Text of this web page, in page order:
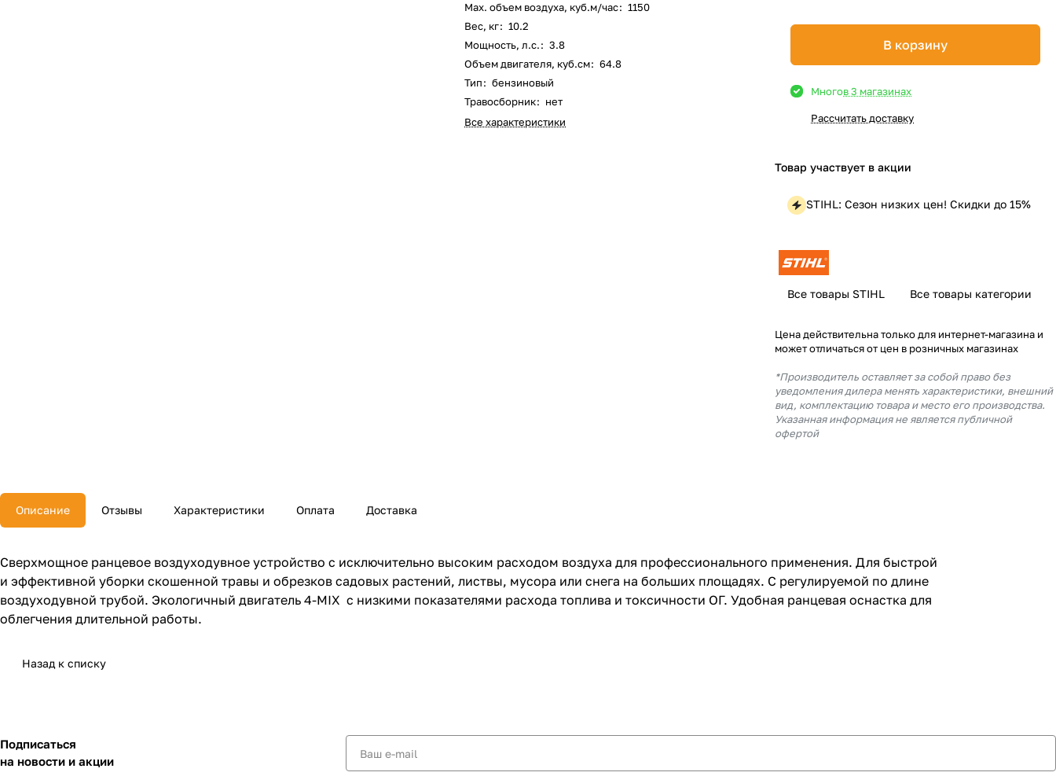
Max. объем воздуха, куб.м/час: 1150
Вес, кг: 10.2
Мощность, л.с.: 3.8
Объем двигателя, куб.см: 64.8
Тип: бензиновый
Травосборник: нет
Все характеристики
В корзину
Многов 3 магазинах
Рассчитать доставку
Товар участвует в акции
STIHL: Сезон низких цен! Скидки до 15%
Все товары STIHL Все товары категории
Цена действительна только для интернет-магазина и
может отличаться от цен в розничных магазинах
*Производитель оставляет за собой право без
уведомления дилера менять характеристики, внешний
вид, комплектацию товара и место его производства.
Указанная информация не является публичной
офертой
Описание Отзывы Характеристики Оплата Доставка
Сверхмощное ранцевое воздуходувное устройство с исключительно высоким расходом воздуха для профессионального применения. Для быстрой
и эффективной уборки скошенной травы и обрезков садовых растений, листвы, мусора или снега на больших площадях. С регулируемой по длине
воздуходувной трубой. Экологичный двигатель 4-MIX с низкими показателями расхода топлива и токсичности ОГ. Удобная ранцевая оснастка для
облегчения длительной работы.
Назад к списку
Подписаться
на новости и акции
Получайте товарвыбранный способом
75 % будут
списываться
с вашей картыпо25%каждые 2 недели